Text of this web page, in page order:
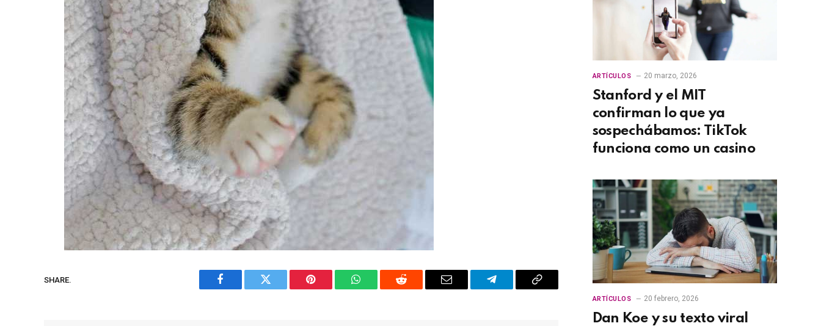
SHARE.
Facebook Twitter Pinterest WhatsAppReddit Email Telegram Copy
ARTÍCULOS 20 marzo, 2026
Stanford y el MIT
confirman lo que ya
sospechábamos: TikTok
funciona como un casino
ARTÍCULOS 20 febrero, 2026
Dan Koe y su texto viral